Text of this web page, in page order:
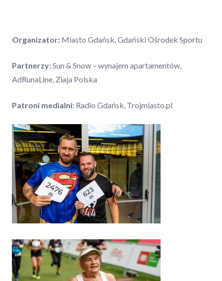
Organizator: Miasto Gdańsk, Gdański Ośrodek Sportu
Partnerzy:Sun & Snow – wynajem apartamentów,
AdRunaLine, Ziaja Polska
Patroni medialni: Radio Gdańsk, Trojmiasto.pl